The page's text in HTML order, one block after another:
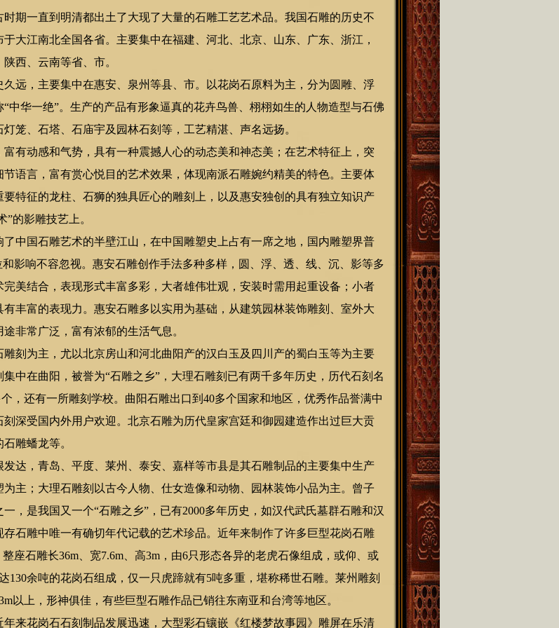
期一直到明清都出土了大现了大量的石雕工艺艺术品。我国石雕的历史不
大江南北全国各省。主要集中在福建、河北、北京、山东、广东、浙江，
西、云南等省、市。
，主要集中在惠安、泉州等县、市。以花岗石原料为主，分为圆雕、浮
中华一绝”。生产的产品有形象逼真的花卉鸟兽、栩栩如生的人物造型与石佛
笼、石塔、石庙宇及园林石刻等，工艺精湛、声名远扬。
有动感和气势，具有一种震撼人心的动态美和神态美；在艺术特征上，突
语言，富有赏心悦目的艺术效果，体现南派石雕婉约精美的特色。主要体
特征的龙柱、石狮的独具匠心的雕刻上，以及惠安独创的具有独立知识产
的影雕技艺上。
中国石雕艺术的半壁江山，在中国雕塑史上占有一席之地，国内雕塑界普
影响不容忽视。惠安石雕创作手法多种多样，圆、浮、透、线、沉、影等多
美结合，表现形式丰富多彩，大者雄伟壮观，安装时需用起重设备；小者
丰富的表现力。惠安石雕多以实用为基础，从建筑园林装饰雕刻、室外大
非常广泛，富有浓郁的生活气息。
为主，尤以北京房山和河北曲阳产的汉白玉及四川产的蜀白玉等为主要
中在曲阳，被誉为“石雕之乡”，大理石雕刻已有两千多年历史，历代石刻名
，还有一所雕刻学校。曲阳石雕出口到40多个国家和地区，优秀作品誉满中
深受国内外用户欢迎。北京石雕为历代皇家宫廷和御园建造作出过巨大贡
石雕蟠龙等。
，青岛、平度、莱州、泰安、嘉样等市县是其石雕制品的主要集中生产
主；大理石雕刻以古今人物、仕女造像和动物、园林装饰小品为主。曾子
，是我国又一个“石雕之乡”，已有2000多年历史，如汉代武氏墓群石雕和汉
石雕中唯一有确切年代记载的艺术珍品。近年来制作了许多巨型花岗石雕
座石雕长36m、宽7.6m、高3m，由6只形态各异的老虎石像组成，或仰、或
130余吨的花岗石组成，仅一只虎蹄就有5吨多重，堪称稀世石雕。莱州雕刻
以上，形神俱佳，有些巨型石雕作品已销往东南亚和台湾等地区。
花岗石石刻制品发展迅速，大型彩石镶嵌《红楼梦故事园》雕屏在乐清